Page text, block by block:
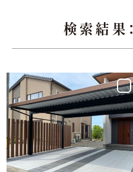
検索結果：
Garden Works
おしゃれでかっこ
いいカーポート
新潟市西区スタイ
リッシュな住宅